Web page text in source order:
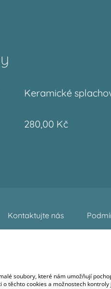
Keramické
280,00 Kč
Kontaktujte nás
soubory, které nám umožňují
těchto cookies a možnostech